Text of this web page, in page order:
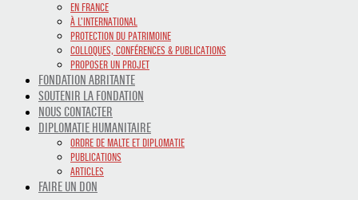
EN FRANCE
À L’INTERNATIONAL
PROTECTION DU PATRIMOINE
COLLOQUES, CONFÉRENCES & PUBLICATIONS
PROPOSER UN PROJET
FONDATION ABRITANTE
SOUTENIR LA FONDATION
NOUS CONTACTER
DIPLOMATIE HUMANITAIRE
ORDRE DE MALTE ET DIPLOMATIE
PUBLICATIONS
ARTICLES
FAIRE UN DON